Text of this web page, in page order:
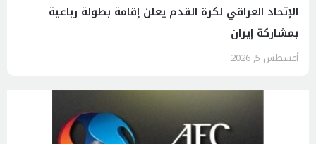
الإتحاد العراقي لكرة القدم يعلن إقامة بطولة رباعية
بمشاركة إيران
أغسطس 5, 2026